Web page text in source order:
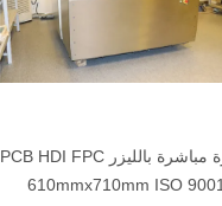
صورة مباشرة بالليزر PCB HDI FPC
610mmx710mm ISO 9001